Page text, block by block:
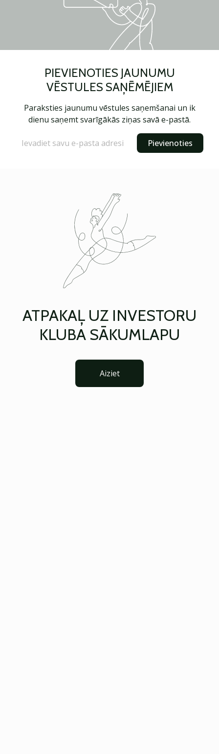
PIEVIENOTIES JAUNUMU
VĒSTULES SAŅĒMĒJIEM
Paraksties jaunumu vēstules saņemšanai un ik
dienu saņemt svarīgākās ziņas savā e-pastā.
Pievienoties
ATPAKAĻ UZ INVESTORU
KLUBA SĀKUMLAPU
Aiziet